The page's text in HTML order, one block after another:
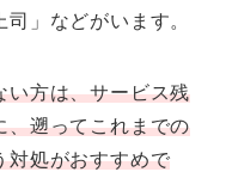
」などがいます。
い方は、サービス残
、遡ってこれまでの
対処がおすすめで